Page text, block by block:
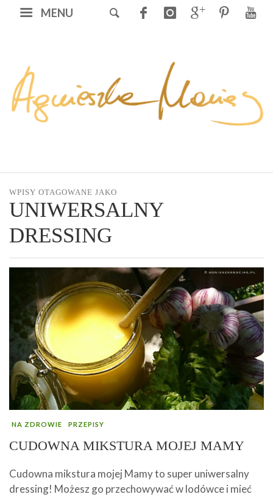
MENU
WPISY OTAGOWANE JAKO
UNIWERSALNY
DRESSING
NA ZDROWIE PRZEPISY
CUDOWNA MIKSTURA MOJEJ MAMY
Cudowna mikstura mojej Mamy to super uniwersalny
dressing! Możesz go przechowywać w lodówce i mieć